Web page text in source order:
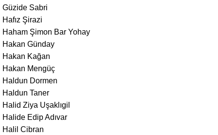
Güzide Sabri
Hafız Şirazi
Haham Şimon Bar Yohay
Hakan Günday
Hakan Kağan
Hakan Mengüç
Haldun Dormen
Haldun Taner
Halid Ziya Uşaklıgil
Halide Edip Adıvar
Halil Cibran